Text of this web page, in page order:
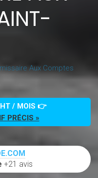
Aux Comptes
/ MOIS 👉
PRÉCIS »
+21 avis